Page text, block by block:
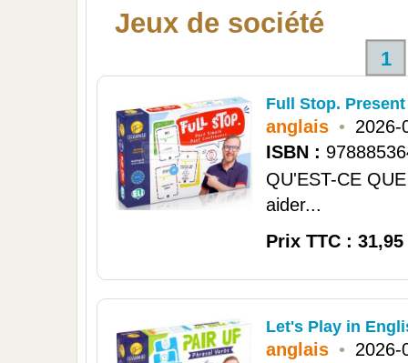
Jeux de société
1
Full Stop.
anglais • 2026-
ISBN :
QU'EST-CE
aider...
Prix TTC : 31,95
Let's Play in
anglais • 2026-